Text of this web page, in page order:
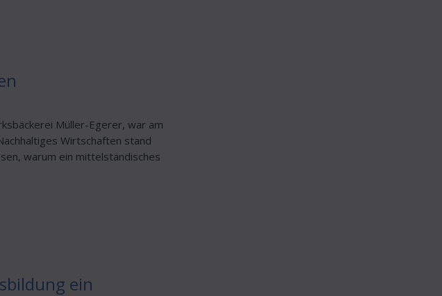
Müller-Egerer, war am
Wirtschaften stand
warum ein mittelständisches
ein